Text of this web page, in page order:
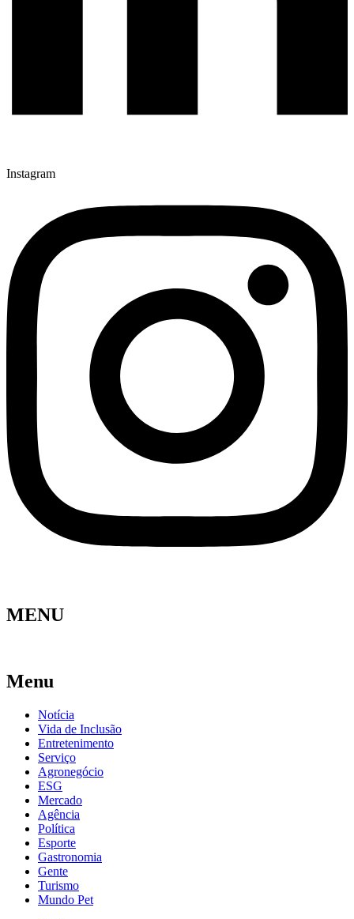
Instagram
MENU
Menu
Notícia
Vida de Inclusão
Entretenimento
Serviço
Agronegócio
ESG
Mercado
Agência
Política
Esporte
Gastronomia
Gente
Turismo
Mundo Pet